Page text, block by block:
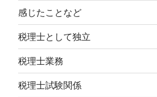
感じたことなど
税理士として独立
税理士業務
税理士試験関係